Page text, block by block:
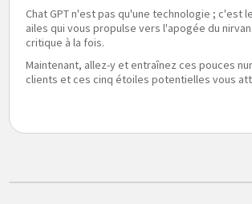
Chat GPT n'est pas qu'une technologie ; c'est
ailes qui vous propulse vers l'apogée du
critique à la fois.
Maintenant, allez-y et entraînez ces pouces
clients et ces cinq étoiles potentielles vous